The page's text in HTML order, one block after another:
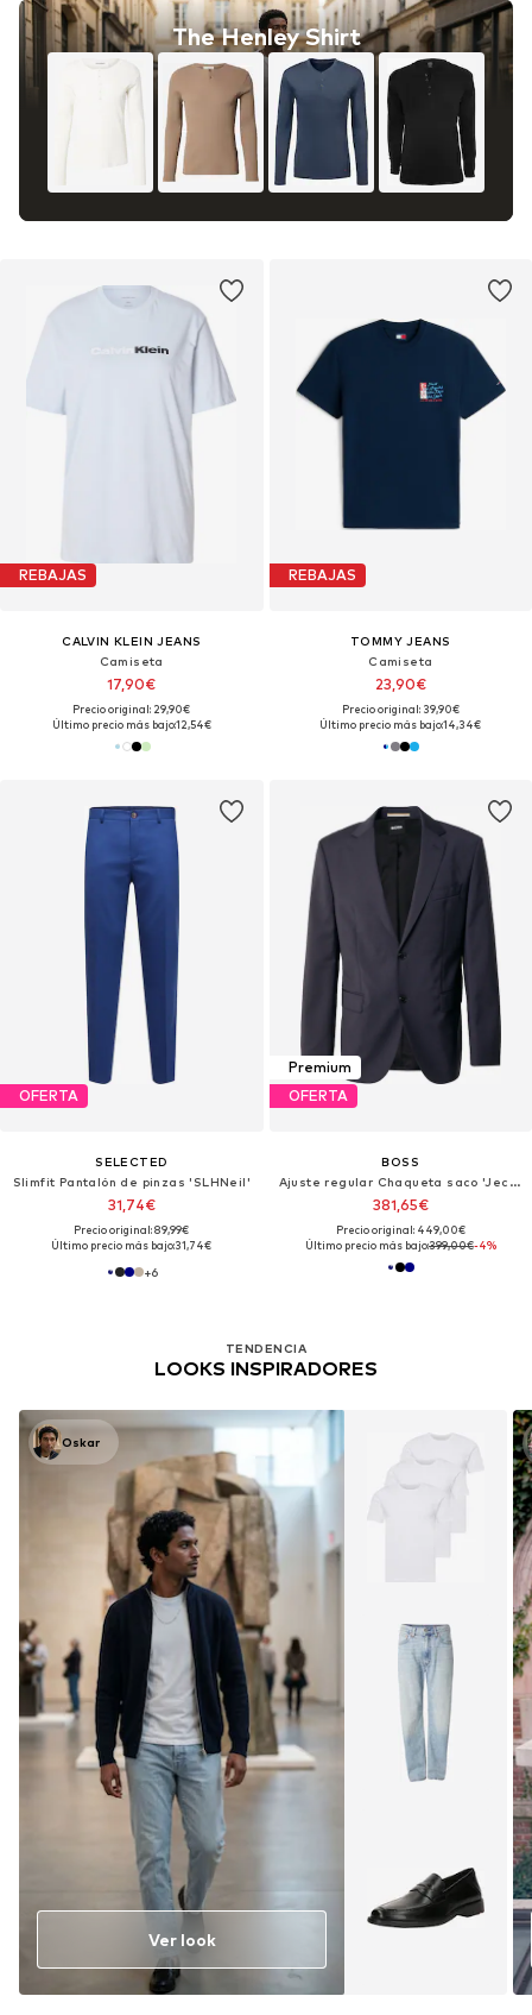
The Henley Shirt
REBAJAS
CALVIN KLEIN JEANS
Camiseta
17,90€
Precio original: 29,90€
Último precio más bajo:12,54€
REBAJAS
TOMMY JEANS
Camiseta
23,90€
Precio original: 39,90€
Último precio más bajo:14,34€
OFERTA
SELECTED
Slimfit Pantalón de pinzas 'SLHNeil'
31,74€
Precio original: 89,99€
Último precio más bajo:31,74€
+6
Premium
OFERTA
BOSS
Ajuste regular Chaqueta saco 'Jeckson'
381,65€
Precio original: 449,00€
Último precio más bajo:399,00€-4%
TENDENCIA
LOOKS INSPIRADORES
Oskar
Ver look